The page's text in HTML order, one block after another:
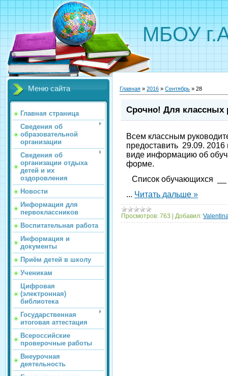
МБОУ
Меню сайта
Главная страница
Сведения об
образовательной
организации
Сведения об
организации отдыха
детей и их
оздоровления
Новости
Информация для
первоклассников
Воспитательная работа
Информация и
документы
Приём детей в школу
Ученикам
Цифровая
(электронная)
библиотека
Государственная
итоговая аттестация
Всероссийские
проверочные работы
Внеурочная
деятельность
Главная » 2016 » Сентябрь » 28
Срочно! Для классных
Всем классным
предоставить 29.09. 2016
виде информацию об
форме.
Список обучающихся
... Читать дальше »
Просмотров: 763 Добавил: